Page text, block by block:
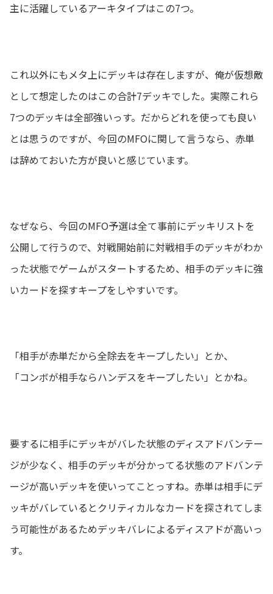
主に活躍しているアーキタイプはこの7つ。
これ以外にもメタ上にデッキは存在しますが、俺が仮想敵
として想定したのはこの合計7デッキでした。実際これら
7つのデッキは全部強いっす。だからどれを使っても良い
とは思うのですが、今回のMFOに関して言うなら、赤単
は辞めておいた方が良いと感じています。
なぜなら、今回のMFO予選は全て事前にデッキリストを
公開して行うので、対戦開始前に対戦相手のデッキがわか
った状態でゲームがスタートするため、相手のデッキに強
いカードを探すキープをしやすいです。
「相手が赤単だから全除去をキープしたい」とか、
「コンボが相手ならハンデスをキープしたい」とかね。
要するに相手にデッキがバレた状態のディスアドバンテー
ジが少なく、相手のデッキが分かってる状態のアドバンテ
ージが高いデッキを使いってことっすね。赤単は相手にデ
ッキがバレているとクリティカルなカードを探されてしま
う可能性があるためデッキバレによるディスアドが高いっ
す。